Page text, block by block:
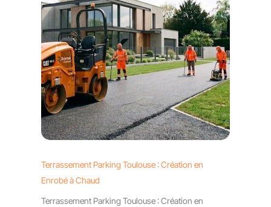
Terrassement Parking Toulouse : Création en
Enrobé à Chaud
Terrassement Parking Toulouse : Création en